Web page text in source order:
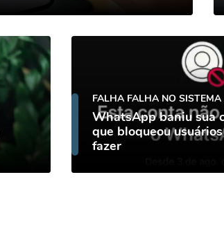
FALHA FALHA NO SISTEMA
WhatsApp baniu sua
que bloqueou
fazer